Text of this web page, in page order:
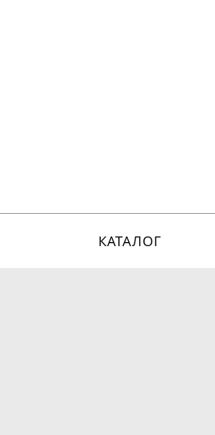
КАТАЛОГ